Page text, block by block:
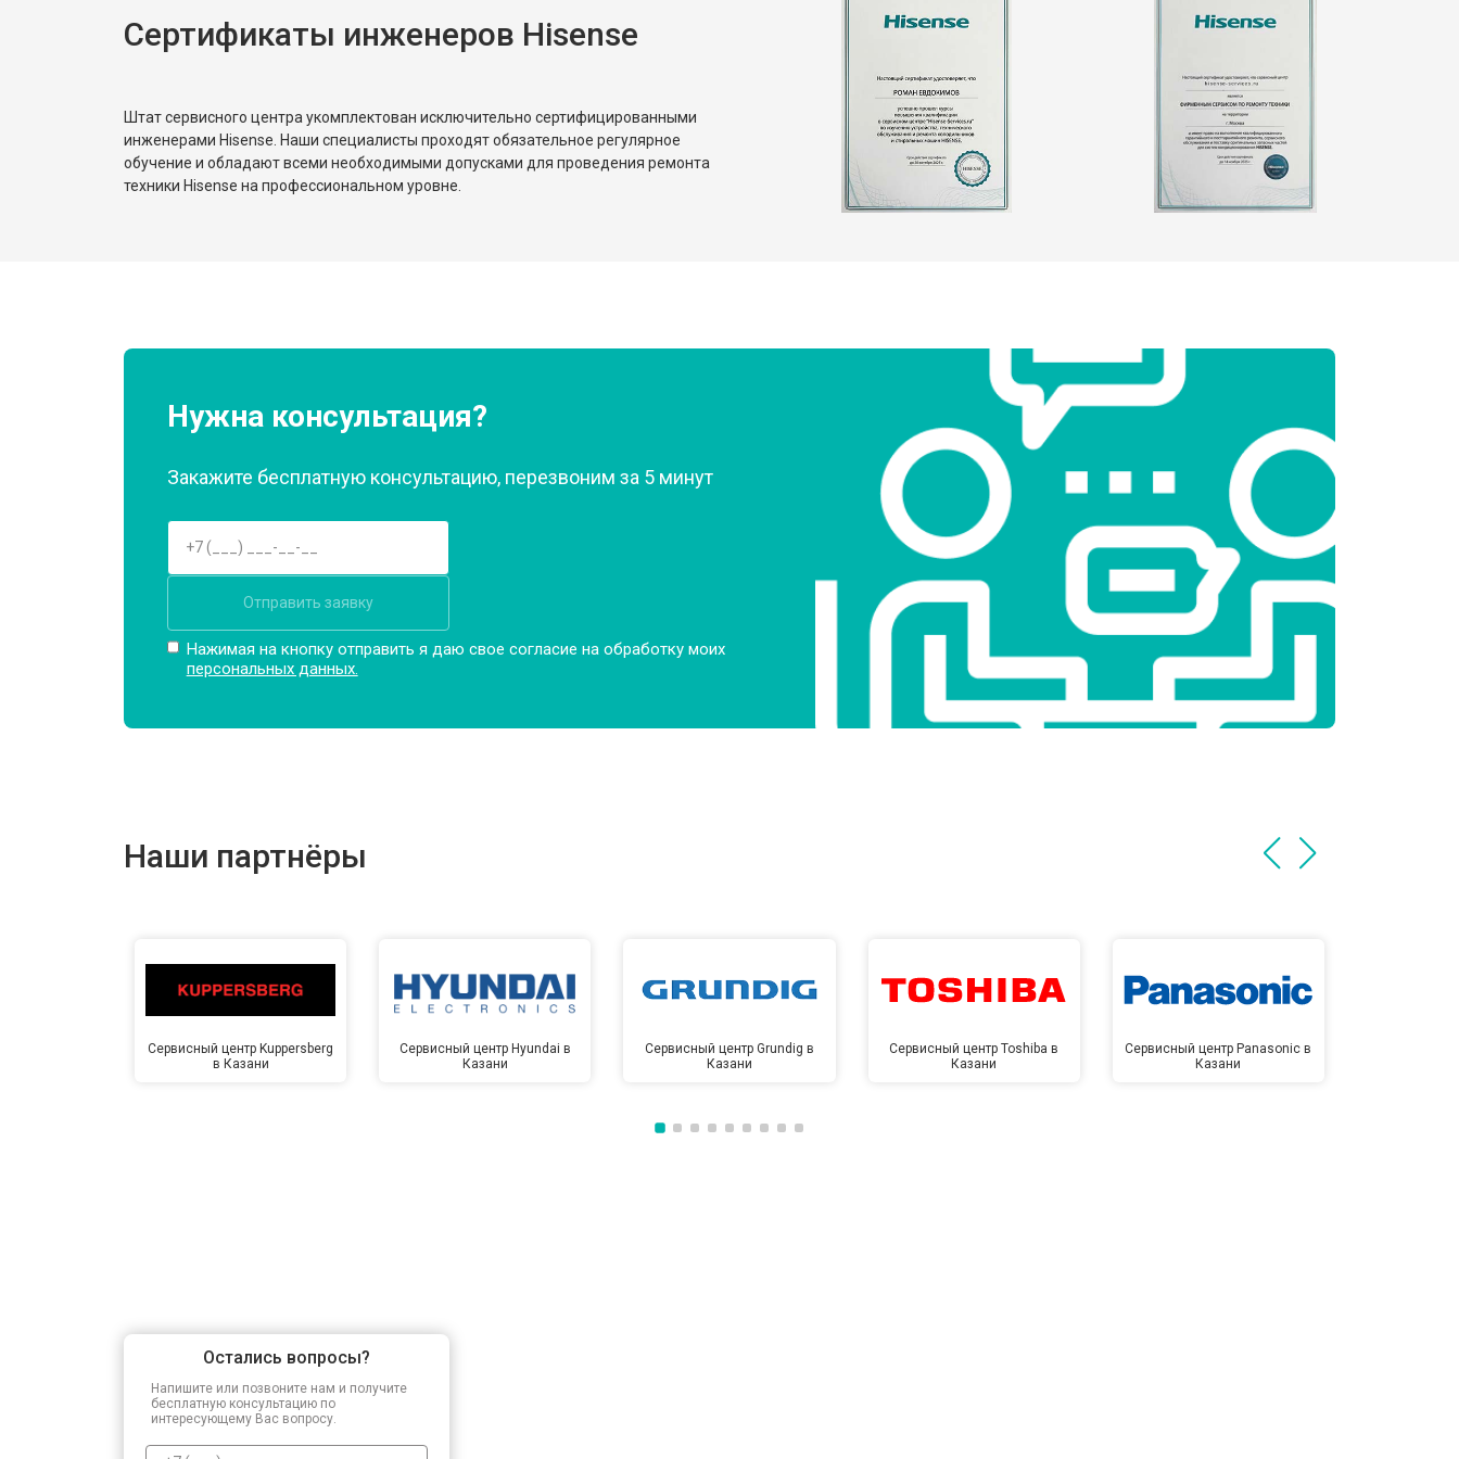
Замена реле от 2550 ₽ Заказать
от 1900 ₽ Заказать
Сертификаты инженеров Hisense
Штат сервисного центра укомплектован исключительно сертифицированными
инженерами Hisense. Наши специалисты проходят обязательное регулярное
обучение и обладают всеми необходимыми допусками для проведения ремонта
техники Hisense на профессиональном уровне.
Нужна консультация?
Закажите бесплатную консультацию, перезвоним за 5 минут
Отправить заявку
Нажимая на кнопку отправить я даю свое согласие на обработку моих
персональных данных.
Наши партнёры
Сервисный центр Kuppersberg
в Казани
Сервисный центр Hyundai в
Казани
Сервисный центр Grundig в
Казани
Сервисный центр Toshiba в
Казани
Сервисный центр Panasonic в
Казани
Остались вопросы?
Напишите или позвоните нам и получите
бесплатную консультацию по
интересующему Вас вопросу.